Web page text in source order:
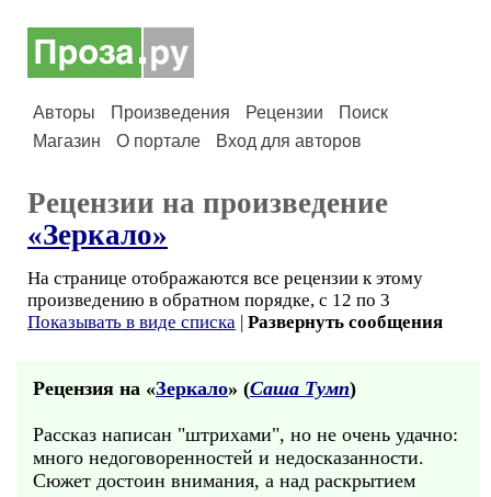
Авторы Произведения Рецензии
Поиск
Магазин
О портале Вход для авторов
Рецензии на произведение
«Зеркало»
На странице отображаются все рецензии к этому
произведению в обратном порядке, с 12 по 3
Показывать в виде списка | Развернуть сообщения
Рецензия на «Зеркало» (Саша Тумп)
Рассказ написан "штрихами", но не очень удачно:
много недоговоренностей и недосказанности.
Сюжет достоин внимания, а над раскрытием